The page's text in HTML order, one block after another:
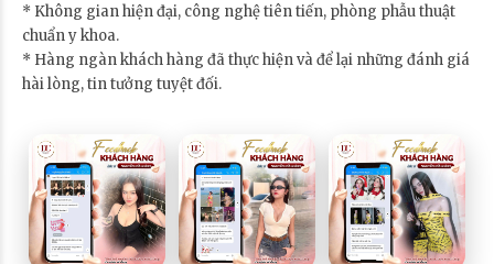
* Không gian hiện đại, công nghệ tiên tiến, phòng phẫu thuật
chuẩn y khoa.
* Hàng ngàn khách hàng đã thực hiện và để lại những đánh giá
hài lòng, tin tưởng tuyệt đối.